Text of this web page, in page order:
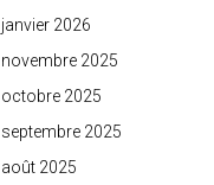
janvier 2026
novembre 2025
octobre 2025
septembre 2025
août 2025